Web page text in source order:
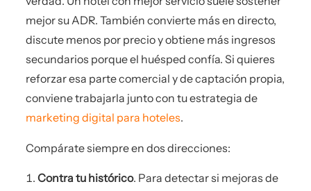
mejor su ADR. También convierte más en directo,
discute menos por precio y obtiene más ingresos
secundarios porque el huésped confía. Si quieres
reforzar esa parte comercial y de captación propia,
conviene trabajarla junto con tu estrategia de
marketing digital para hoteles.
Compárate siempre en dos direcciones:
Contra tu histórico. Para detectar si mejoras de